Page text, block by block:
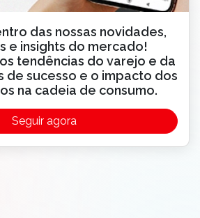
das nossas novidades,
e insights do mercado!
tendências do varejo e da
de sucesso e o impacto dos
na cadeia de consumo.
Seguir agora